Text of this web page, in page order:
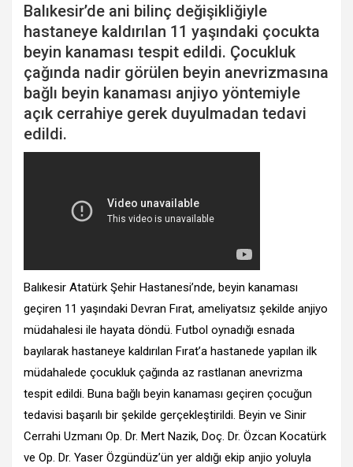
Balıkesir’de ani bilinç değişikliğiyle
hastaneye kaldırılan 11 yaşındaki çocukta
beyin kanaması tespit edildi. Çocukluk
çağında nadir görülen beyin anevrizmasına
bağlı beyin kanaması anjiyo yöntemiyle
açık cerrahiye gerek duyulmadan tedavi
edildi.
Balıkesir Atatürk Şehir Hastanesi’nde, beyin kanaması
geçiren 11 yaşındaki Devran Fırat, ameliyatsız şekilde anjiyo
müdahalesi ile hayata döndü. Futbol oynadığı esnada
bayılarak hastaneye kaldırılan Fırat’a hastanede yapılan ilk
müdahalede çocukluk çağında az rastlanan anevrizma
tespit edildi. Buna bağlı beyin kanaması geçiren çocuğun
tedavisi başarılı bir şekilde gerçekleştirildi. Beyin ve Sinir
Cerrahi Uzmanı Op. Dr. Mert Nazik, Doç. Dr. Özcan Kocatürk
ve Op. Dr. Yaser Özgündüz’ün yer aldığı ekip anjio yoluyla